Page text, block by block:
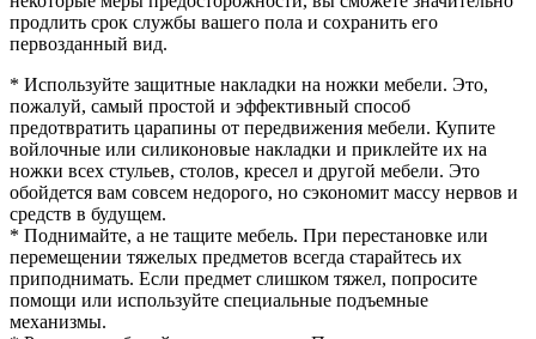
продлить срок службы вашего пола и сохранить его
первозданный вид.
* Используйте защитные накладки на ножки мебели. Это,
пожалуй, самый простой и эффективный способ
предотвратить царапины от передвижения мебели. Купите
войлочные или силиконовые накладки и приклейте их на
ножки всех стульев, столов, кресел и другой мебели. Это
обойдется вам совсем недорого, но сэкономит массу нервов и
средств в будущем.
* Поднимайте, а не тащите мебель. При перестановке или
перемещении тяжелых предметов всегда старайтесь их
приподнимать. Если предмет слишком тяжел, попросите
помощи или используйте специальные подъемные
механизмы.